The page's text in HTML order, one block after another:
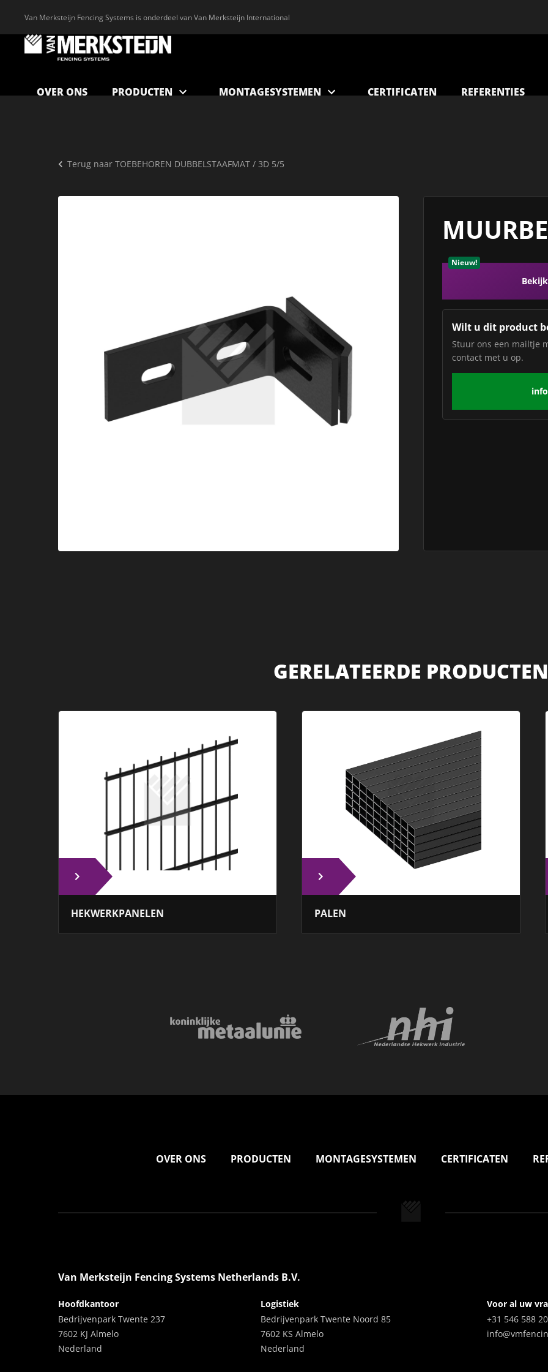
Van Merksteijn Fencing Systems is onderdeel van Van Merksteijn International
OVER ONS PRODUCTEN MONTAGESYSTEMEN CERTIFICATEN REFERENTIES
Terug naar TOEBEHOREN DUBBELSTAAFMAT / 3D 5/5
Nieuw!
Wilt u dit product
Stuur ons een mailtje
contact met u op.
GERELATEERDE PRODUCTEN
HEKWERKPANELEN PALEN
OVER ONS PRODUCTEN MONTAGESYSTEMEN CERTIFICATEN
Van Merksteijn Fencing Systems Netherlands B.V.
Hoofdkantoor
Bedrijvenpark Twente 237
7602 KJ Almelo
Nederland
Logistiek
Bedrijvenpark Twente Noord 85
7602 KS Almelo
Nederland
Voor al uw
+31 546 588